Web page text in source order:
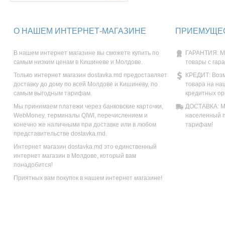
О НАШЕМ ИНТЕРНЕТ-МАГАЗИНЕ
В нашем интернет магазине вы сможете купить по
самым низким ценам в Кишиневе и Молдове.
Только интернет магазин dostavka.md предоставляет
доставку до дому по всей Молдове и Кишиневу, по
самым выгодным тарифам.
Мы принимаем платежи через банковские карточки,
WebMoney, терминалы QIWI, перечислением и
конечно же наличными при доставке или в любом
представительстве dostavka.md.
Интернет магазин dostavka.md это единственный
интернет магазин в Молдове, который вам
понадобится!
Приятных вам покупок в нашем интернет магазине!
ГАРАНТИЯ:
товары с
КРЕДИТ:
товара на
кредитных
ДОСТАВКА:
населенный
тарифам!